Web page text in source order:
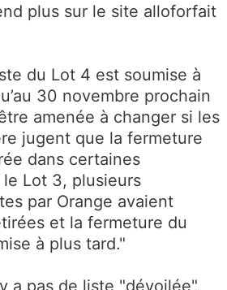
plus sur le site alloforfait
du Lot 4 est soumise à
30 novembre prochain
amenée à changer si les
jugent que la fermeture
dans certaines
Lot 3, plusieurs
par Orange avaient
et la fermeture du
à plus tard."
a pas de liste "dévoilée",